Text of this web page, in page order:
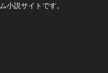
小説サイトです。